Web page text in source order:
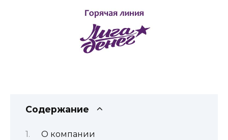
Содержание
О компании